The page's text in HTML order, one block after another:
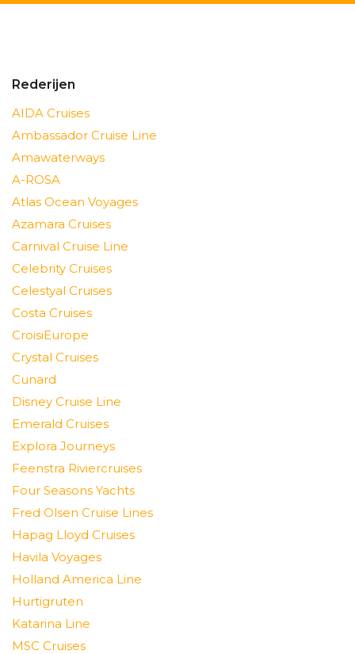
Rederijen
AIDA Cruises
Ambassador Cruise Line
Amawaterways
A-ROSA
Atlas Ocean Voyages
Azamara Cruises
Carnival Cruise Line
Celebrity Cruises
Celestyal Cruises
Costa Cruises
CroisiEurope
Crystal Cruises
Cunard
Disney Cruise Line
Emerald Cruises
Explora Journeys
Feenstra Riviercruises
Four Seasons Yachts
Fred Olsen Cruise Lines
Hapag Lloyd Cruises
Havila Voyages
Holland America Line
Hurtigruten
Katarina Line
MSC Cruises